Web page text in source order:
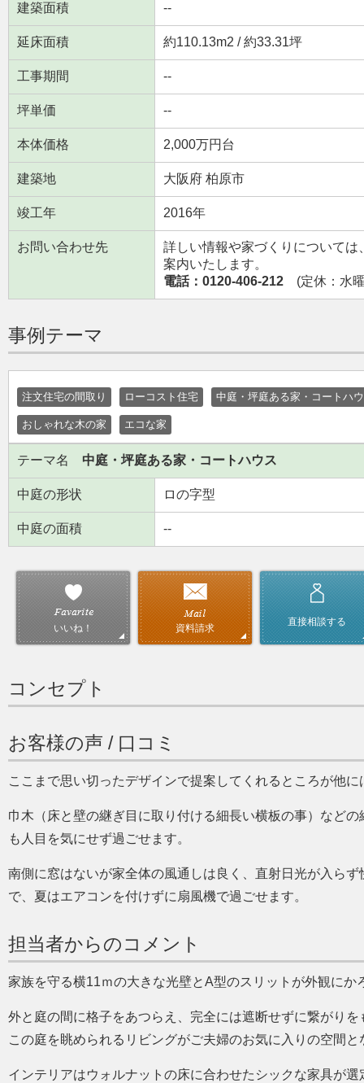
建築面積 --
延床面積 約110.13m2 / 約33.31坪
工事期間 --
坪単価 --
本体価格 2,000万円台
建築地 大阪府 柏原市
竣工年 2016年
お問い合わせ先
詳しい情報や家づくりについて
案内いたします。
電話：0120-406-212 (定休：水
事例テーマ
注文住宅の間取り ローコスト住宅 中庭・坪庭ある家・コートハ
おしゃれな木の家 エコな家
テーマ名 中庭・坪庭ある家・コートハウス
中庭の形状 ロの字型
中庭の面積 --
いいね！ 資料請求
直接相談する
コンセプト
お客様の声 / 口コミ
ここまで思い切ったデザインで提案してくれるところが他
巾木（床と壁の継ぎ目に取り付ける細長い横板の事）など
も人目を気にせず過ごせます。
南側に窓はないが家全体の風通しは良く、直射日光が入ら
で、夏はエアコンを付けずに扇風機で過ごせます。
担当者からのコメント
家族を守る横11ｍの大きな光壁とA型のスリットが外観にか
外と庭の間に格子をあつらえ、完全には遮断せずに繋がり
この庭を眺められるリビングがご夫婦のお気に入りの空間と
インテリアはウォルナットの床に合わせたシックな家具が